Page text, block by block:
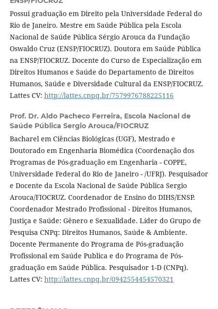
Possui graduação em Direito pela Universidade Federal do
Rio de Janeiro. Mestre em Saúde Pública pela Escola
Nacional de Saúde Pública Sérgio Arouca da Fundação
Oswaldo Cruz (ENSP/FIOCRUZ). Doutora em Saúde Pública
na ENSP/FIOCRUZ. Docente do Curso de Especialização em
Direitos Humanos e Saúde do Departamento de Direitos
Humanos, Saúde e Diversidade Cultural da ENSP/FIOCRUZ.
Lattes CV: http://lattes.cnpq.br/7579976788225116
Prof. Dr. Aldo Pacheco Ferreira, Escola Nacional de
Saúde Pública Sergio Arouca/FIOCRUZ
Bacharel em Ciências Biológicas (UGF), Mestrado e
Doutorado em Engenharia Biomédica (Coordenação dos
Programas de Pós-graduação em Engenharia - COPPE,
Universidade Federal do Rio de Janeiro - /UFRJ). Pesquisador
e Docente da Escola Nacional de Saúde Pública Sergio
Arouca/FIOCRUZ. Coordenador de Ensino do DIHS/ENSP.
Coordenador Mestrado Profissional - Direitos Humanos,
Justiça e Saúde: Gênero e Sexualidade. Líder do Grupo de
Pesquisa CNPq: Direitos Humanos, Saúde & Ambiente.
Docente Permanente do Programa de Pós-graduação
Profissional em Saúde Publica e do Programa de Pós-
graduação em Saúde Pública. Pesquisador 1-D (CNPq).
Lattes CV: http://lattes.cnpq.br/0942554454570321